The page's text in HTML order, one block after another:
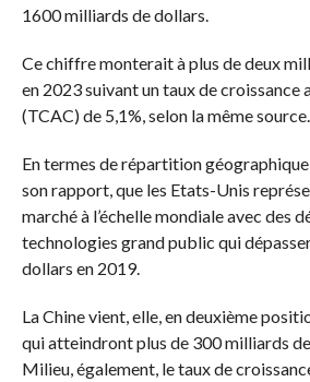
1600 milliards de dollars.
Ce chiffre monterait à plus de deux
en 2023 suivant un taux de croissance
(TCAC) de 5,1%, selon la même source.
En termes de répartition
son rapport, que les Etats-Unis
marché à l’échelle mondiale avec des
technologies grand public qui
dollars en 2019.
La Chine vient, elle, en deuxième
qui atteindront plus de 300 milliards de
Milieu, également, le taux de